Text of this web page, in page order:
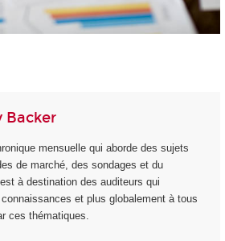
Backer
mensuelle qui aborde des sujets
de marché, des sondages et du
à destination des auditeurs qui
et plus globalement à tous
ces thématiques.